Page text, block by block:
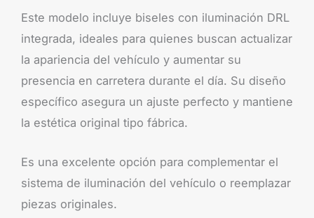
Este modelo incluye biseles con iluminación DRL
integrada, ideales para quienes buscan actualizar
la apariencia del vehículo y aumentar su
presencia en carretera durante el día. Su diseño
específico asegura un ajuste perfecto y mantiene
la estética original tipo fábrica.
Es una excelente opción para complementar el
sistema de iluminación del vehículo o reemplazar
piezas originales.